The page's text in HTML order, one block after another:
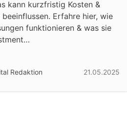
kann kurzfristig Kosten &
Erfahre hier, wie
funktionieren & was sie
Redaktion 21.05.2025